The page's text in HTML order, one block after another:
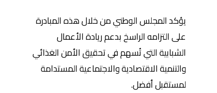
يؤكد المجلس الوطني من خلال هذه المبادرة
على التزامه الراسخ بدعم ريادة الأعمال
الشبابية التي تُسهم في تحقيق الأمن الغذائي
والتنمية الاقتصادية والاجتماعية المستدامة
لمستقبل أفضل.